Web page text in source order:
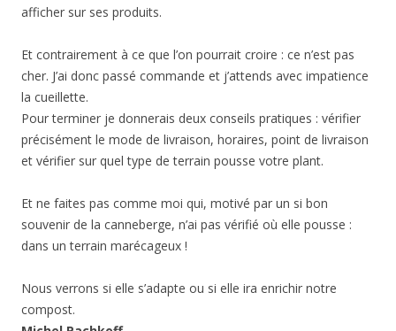
afficher sur ses produits.
Et contrairement à ce que l’on pourrait croire : ce n’est pas
cher. J’ai donc passé commande et j’attends avec impatience
la cueillette.
Pour terminer je donnerais deux conseils pratiques : vérifier
précisément le mode de livraison, horaires, point de livraison
et vérifier sur quel type de terrain pousse votre plant.
Et ne faites pas comme moi qui, motivé par un si bon
souvenir de la canneberge, n’ai pas vérifié où elle pousse :
dans un terrain marécageux !
Nous verrons si elle s’adapte ou si elle ira enrichir notre
compost.